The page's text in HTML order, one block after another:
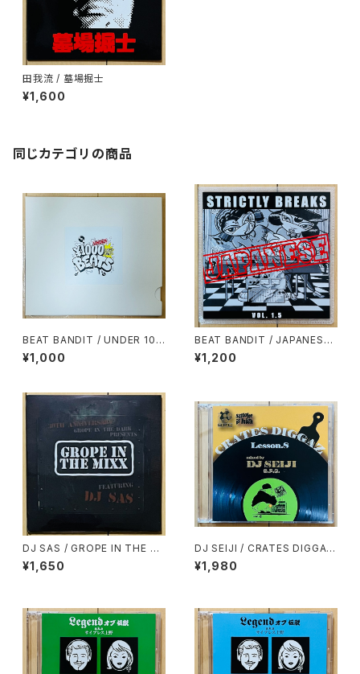
田我流 / 墓場掘士
¥1,600
同じカテゴリの商品
BEAT BANDIT / UNDER 100
0YEN BEATS(60 MINUTES
OF CHEAPNESS)(MIXCD-R)
¥1,000
BEAT BANDIT / JAPANESE
STRICTLY BREAKS & BEAT
S VOL.1.5(特典CD-R付)
¥1,200
DJ SAS / GROPE IN THE MI
XX 30TH ANNIVERSARY
¥1,650
DJ SEIJI / CRATES DIGGAZ
LESSON.8
¥1,980